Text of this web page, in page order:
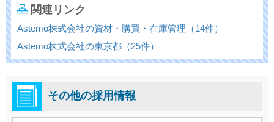
関連リンク
Astemo株式会社の資材・購買・在庫管理（14件）
Astemo株式会社の東京都（25件）
その他の採用情報